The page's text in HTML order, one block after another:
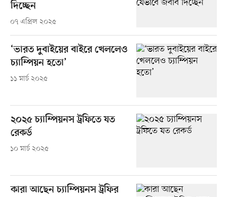
দিচ্ছেন
০৭ এপ্রিল ২০২৫
‘ভারত দুবাইয়ের বাইরে খেললেও
চ্যাম্পিয়ন হতো’
১১ মার্চ ২০২৫
২০২৫ চ্যাম্পিয়নস ট্রফিতে যত
রেকর্ড
১০ মার্চ ২০২৫
কারা আছেন চ্যাম্পিয়নস ট্রফির